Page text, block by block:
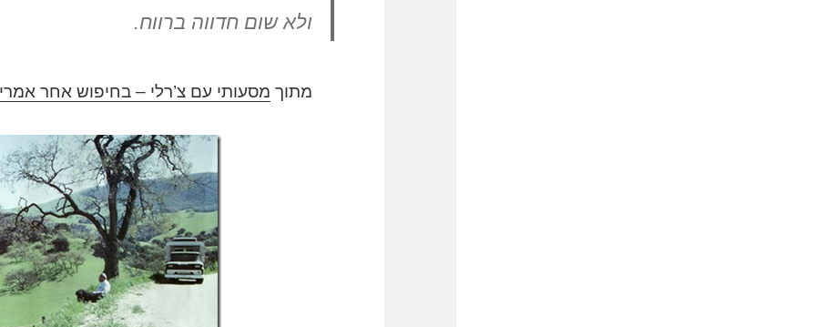
ולא שום חדווה ברווח.
מתוך מסעותי עם צ’רלי – בחיפוש אחר